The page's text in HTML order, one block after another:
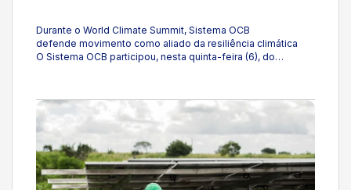
Durante o World Climate Summit, Sistema OCB
defende movimento como aliado da resiliência climática
O Sistema OCB participou, nesta quinta-feira (6), do
novos desafios à produção agropecuária brasileira e
reforçado a necessidade de ampliar os mecanismos de
proteção ao produtor rural. Representando a entidade, o
gerente Técnico e Econômico, João José Prieto, participou
do debate ao lado de representantes do mercado
segurador, do sistema financeiro e do resseguro. A